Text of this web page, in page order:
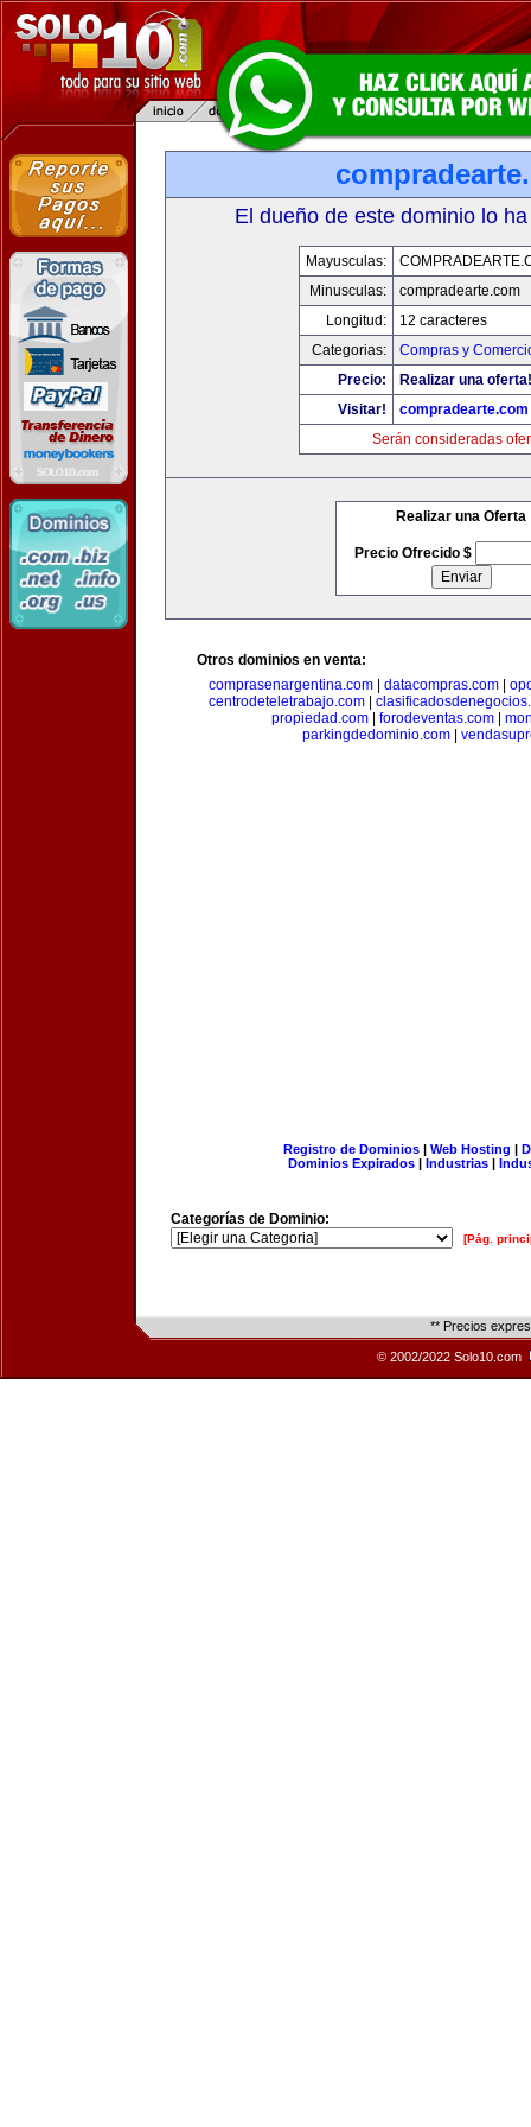
El dueño de este dominio lo
Mayusculas:
Minusculas:
compradearte.com
Longitud:
12 caracteres
Categorias:
Compras y
Precio:
Realizar una oferta!
Visitar!
compradearte.com
Serán consideradas
Realizar una Oferta
Precio Ofrecido $
Otros dominios en venta:
comprasenargentina.com| datacompras.com|
centrodeteletrabajo.com
propiedad.com
forodeventas.com
parkingdedominio.com|
Registro de Dominios| Web Hosting |
Dominios Expirados | Industrias |
Categorías de Dominio:
[Pág.
** Precios
© 2002/2022 Solo10.com